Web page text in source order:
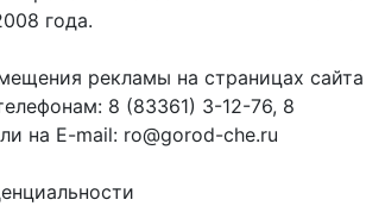
года.
рекламы на страницах сайта
8 (83361) 3-12-76, 8
на E-mail: ro@gorod-che.ru